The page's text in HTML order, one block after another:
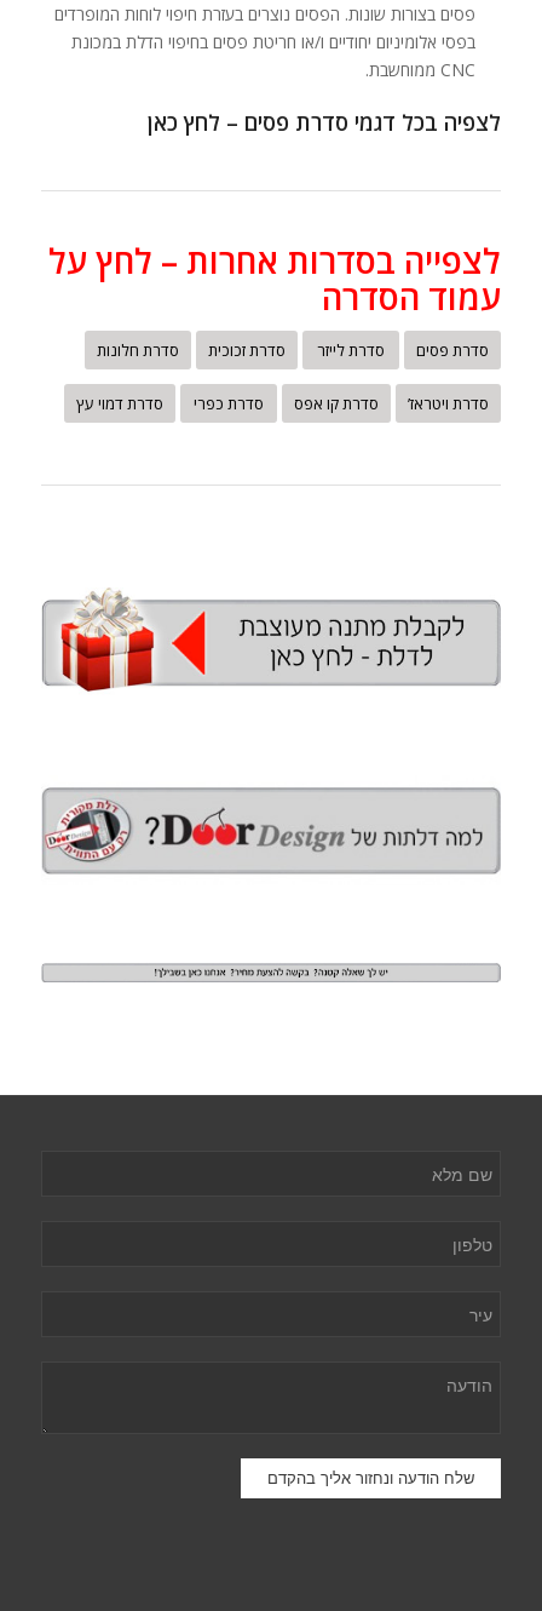
פסים בצורות שונות. הפסים נוצרים בעזרת חיפוי לוחות המופרדים
בפסי אלומיניום יחודיים ו/או חריטת פסים בחיפוי הדלת במכונת
CNC ממוחשבת.
לצפיה בכל דגמי סדרת פסים – לחץ כאן
לצפייה בסדרות אחרות – לחץ על
עמוד הסדרה
סדרת פסים סדרת לייזר סדרת זכוכית סדרת חלונות
סדרת ויטראז’ סדרת קו אפס סדרת כפרי סדרת דמוי עץ